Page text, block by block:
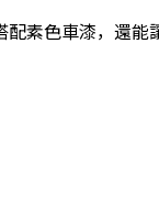
素色車漆，還